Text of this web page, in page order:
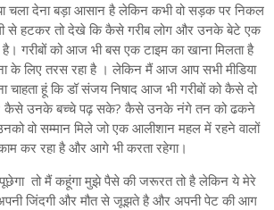
चला देना बड़ा आसान है लेकिन कभी वो सड़क पर निकल
से हटकर तो देखे कि कैसे गरीब लोग और उनके बेटे एक
गरीबों को आज भी बस एक टाइम का खाना मिलता है
के लिए तरस रहा है । लेकिन मैं आज आप सभी मीडिया
चाहता हूं कि डॉ संजय निषाद आज भी गरीबों को कैसे दो
कैसे उनके बच्चे पढ़ सके? कैसे उनके नंगे तन को ढकने
वो सम्मान मिले जो एक आलीशान महल में रहने वालों
कर रहा है और आगे भी करता रहेगा।
तो मैं कहूंगा मुझे पैसे की जरूरत तो है लेकिन ये मेरे
जिंदगी और मौत से जूझते है और अपनी पेट की आग